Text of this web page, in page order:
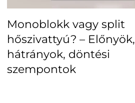
Monoblokk vagy split
hőszivattyú? – Előnyök,
hátrányok, döntési
szempontok